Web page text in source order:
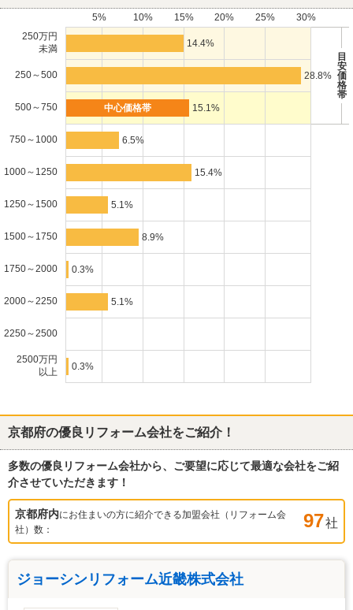
5% 10% 15% 20% 25%
30%
250万円
未満
14.4%
目
安
価
格
帯
250～500 28.8%
500～750 15.1%
750～1000 6.5%
1000～1250 15.4%
1250～1500 5.1%
1500～1750 8.9%
1750～2000 0.3%
2000～2250 5.1%
2250～2500
2500万円
以上
0.3%
京都府の優良リフォーム会社をご紹介！
多数の優良リフォーム会社から、ご要望に応じて最適な会社をご紹
介させていただきます！
京都府内にお住まいの方に紹介できる加盟会社（リフォーム会
社）数：
97社
ジョーシンリフォーム近畿株式会社